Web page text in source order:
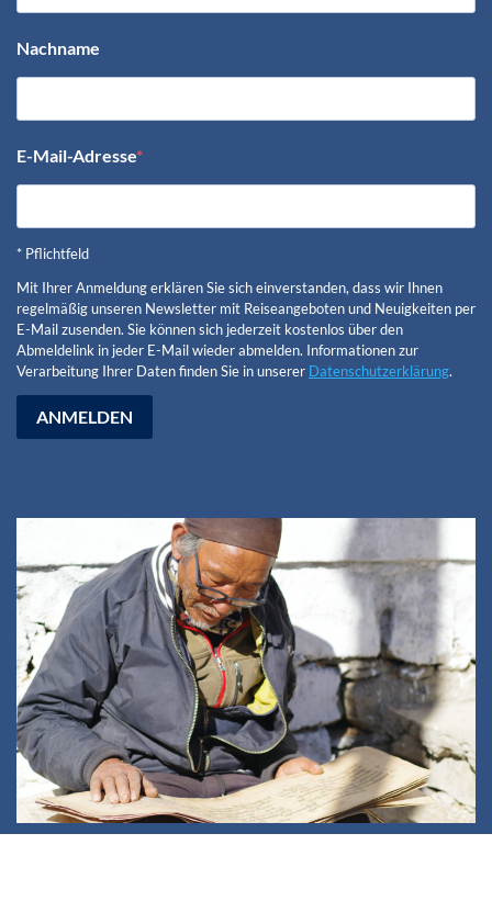
Nachname
E-Mail-Adresse
* Pflichtfeld
Mit Ihrer Anmeldung erklären Sie sich einverstanden, dass wir Ihnen
regelmäßig unseren Newsletter mit Reiseangeboten und Neuigkeiten per
E-Mail zusenden. Sie können sich jederzeit kostenlos über den
Abmeldelink in jeder E-Mail wieder abmelden. Informationen zur
Verarbeitung Ihrer Daten finden Sie in unserer Datenschutzerklärung.
ANMELDEN